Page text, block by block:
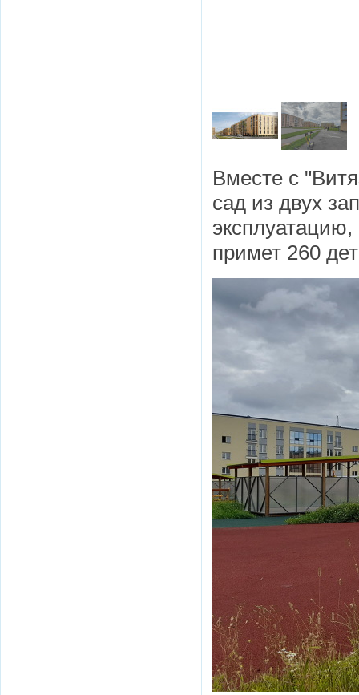
Вместе с
сад из двух
эксплуатацию,
примет 260